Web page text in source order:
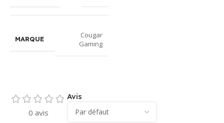
MARQUE
Cougar
Gaming
0 avis
Avis